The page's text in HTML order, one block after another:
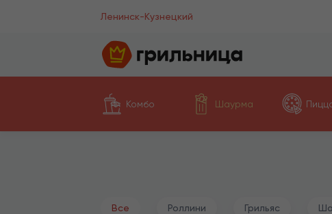
Ленинск-Кузнецкий
Комбо Шаурма
Все Роллини Грильяс